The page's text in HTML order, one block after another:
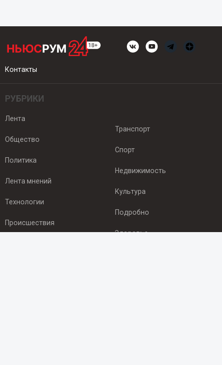
Контакты
РУБРИКИ
Лента
Общество
Политика
Лента мнений
Технологии
Происшествия
Транспорт
Спорт
Недвижимость
Культура
Подробно
Здоровье